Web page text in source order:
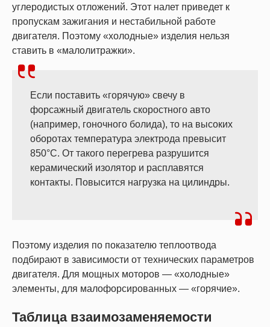
углеродистых отложений. Этот налет приведет к
пропускам зажигания и нестабильной работе
двигателя. Поэтому «холодные» изделия нельзя
ставить в «малолитражки».
Если поставить «горячую» свечу в
форсажный двигатель скоростного авто
(например, гоночного болида), то на высоких
оборотах температура электрода превысит
850°С. От такого перегрева разрушится
керамический изолятор и расплавятся
контакты. Повысится нагрузка на цилиндры.
Поэтому изделия по показателю теплоотвода
подбирают в зависимости от технических параметров
двигателя. Для мощных моторов — «холодные»
элементы, для малофорсированных — «горячие».
Таблица взаимозаменяемости